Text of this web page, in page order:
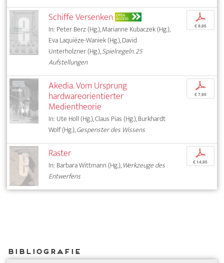
Schiffe Versenken OPEN
ACCESS
In: Peter Berz (Hg.), Marianne Kubaczek (Hg.),
Eva Laquièze-Waniek (Hg.), David
Unterholzner (Hg.),Spielregeln. 25
Aufstellungen
p
€ 9,95
Akedia. Vom Ursprung
hardwareorientierter
Medientheorie
In: Ute Holl (Hg.), Claus Pias (Hg.), Burkhardt
Wolf (Hg.),Gespenster des Wissens
p
€ 7,95
Raster
In: Barbara Wittmann (Hg.),Werkzeuge des
Entwerfens
p
€ 14,95
Bibliografie